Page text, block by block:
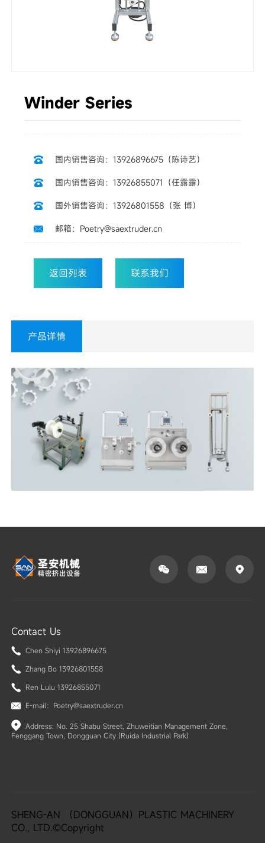
Winder Series
 国内销售咨询：13926896675（陈诗艺）
 国内销售咨询：13926855071（任露露）
 国外销售咨询：13926801558（张 博）
 邮箱：Poetry@saextruder.cn
返回列表 联系我们
产品详情
  
Contact Us
Chen Shiyi 13926896675
Zhang Bo 13926801558
Ren Lulu 13926855071
E-mail：Poetry@saextruder.cn
Address: No. 25 Shabu Street, Zhuweitian Management Zone,
Fenggang Town, Dongguan City (Ruida Industrial Park)
SHENG-AN （DONGGUAN）PLASTIC MACHINERY
CO., LTD.©Copyright